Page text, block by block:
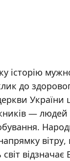
історію
до
України
— людей
відзначає